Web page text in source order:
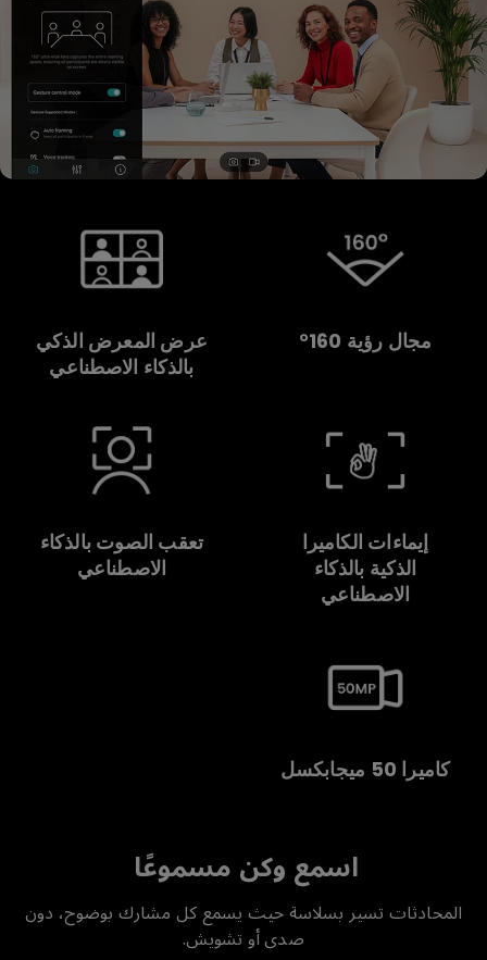
مجال رؤية 160°
عرض المعرض الذكي
بالذكاء الاصطناعي
إيماءات الكاميرا
الذكية بالذكاء
الاصطناعي
تعقب الصوت بالذكاء
الاصطناعي
كاميرا 50 ميجابكسل
اسمع وكن مسموعًا
المحادثات تسير بسلاسة حيث يسمع كل مشارك بوضوح، دون
صدى أو تشويش.